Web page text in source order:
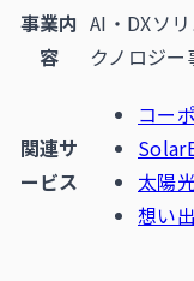
事業内
容
AI・DXソ
クノロジー
関連サ
ービス
コー
太陽
想い